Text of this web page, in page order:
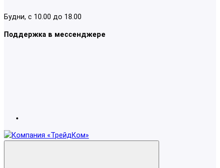
Будни, с 10.00 до 18.00
Поддержка в мессенджере